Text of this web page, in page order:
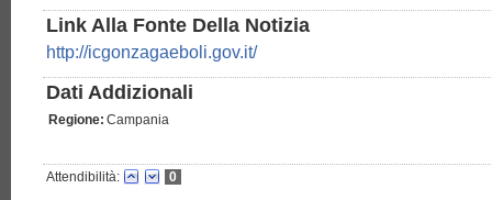
Link Alla Fonte Della Notizia
http://icgonzagaeboli.gov.it/
Dati Addizionali
Regione: Campania
Attendibilità: 0